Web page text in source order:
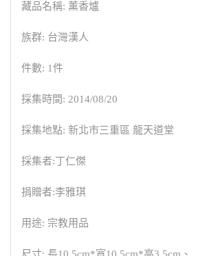
藏品名稱: 薰香爐
族群: 台灣漢人
件數: 1件
採集時間: 2014/08/20
採集地點: 新北市三重區 龍天道堂
採集者:丁仁傑
捐贈者:李雅琪
用途: 宗教用品